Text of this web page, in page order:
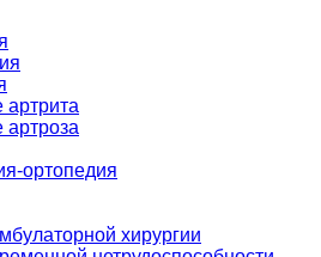
артрита
артроза
ортопедия
хирургии